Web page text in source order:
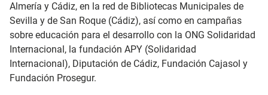
Almería y Cádiz, en la red de Bibliotecas Municipales de
Sevilla y de San Roque (Cádiz), así como en campañas
sobre educación para el desarrollo con la ONG Solidaridad
Internacional, la fundación APY (Solidaridad
Internacional), Diputación de Cádiz, Fundación Cajasol y
Fundación Prosegur.